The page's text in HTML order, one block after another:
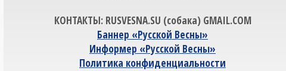
КОНТАКТЫ: RUSVESNA.SU (собака) GMAIL.COM
Баннер «Русской Весны»
Информер «Русской Весны»
Политика конфиденциальности